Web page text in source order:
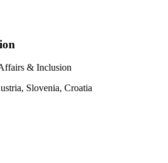
& Inclusion
Slovenia, Croatia